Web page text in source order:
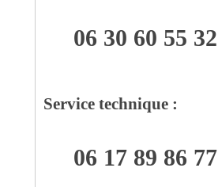
06 30 60 55 32
Service technique :
06 17 89 86 77